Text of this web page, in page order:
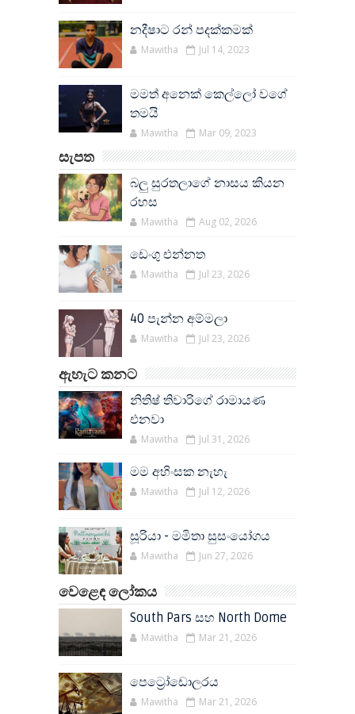
නදීෂාට රන් පදක්කමක්
Mawitha Jul 14, 2023
මමත් අනෙක් කෙල්ලෝ වගේ
තමයි
Mawitha Mar 09, 2023
සැපත
බලු සුරතලාගේ නාසය කියන
රහස
Mawitha Aug 02, 2026
ඩෙංගු එන්නත
Mawitha Jul 23, 2026
40 පැන්න අම්මලා
Mawitha Jul 23, 2026
ඇහැට කනට
නිතිෂ් තිවාරිගේ රාමායණ
එනවා
Mawitha Jul 31, 2026
මම අහිංසක නැහැ
Mawitha Jul 12, 2026
සූරියා - මමිතා සුසංයෝගය
Mawitha Jun 27, 2026
වෙළෙඳ ලෝකය
South Pars සහ North Dome
Mawitha Mar 21, 2026
පෙට්‍රෝඩොලරය
Mawitha Mar 21, 2026